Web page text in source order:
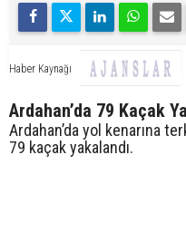
Haber Kaynağı
Ardahan’da 79 Kaçak
Ardahan’da yol kenarına
79 kaçak yakalandı.